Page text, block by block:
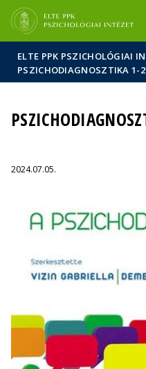
ELTE PPK PSZICHOLÓGIAI
PSZICHODIAGNOSZTIKA 1-
2024.07.05.